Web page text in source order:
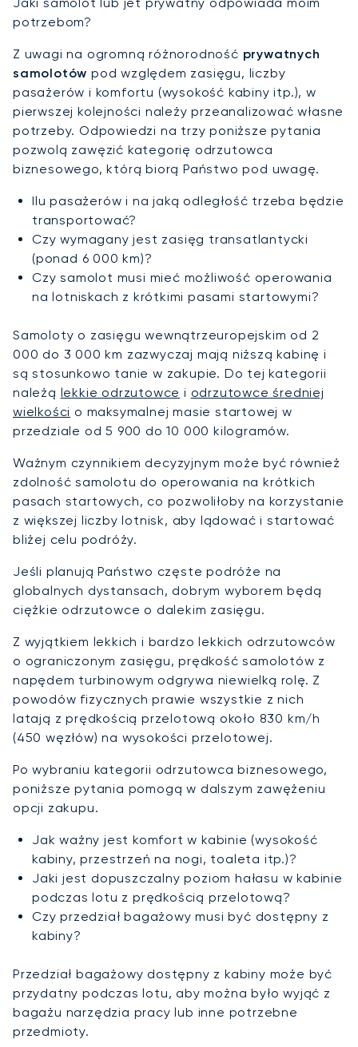
potrzebom?
Z uwagi na ogromną różnorodność prywatnych
samolotów pod względem zasięgu, liczby
pasażerów i komfortu (wysokość kabiny itp.), w
pierwszej kolejności należy przeanalizować własne
potrzeby. Odpowiedzi na trzy poniższe pytania
pozwolą zawęzić kategorię odrzutowca
biznesowego, którą biorą Państwo pod uwagę.
Ilu pasażerów i na jaką odległość trzeba będzie
transportować?
Czy wymagany jest zasięg transatlantycki
(ponad 6 000 km)?
Czy samolot musi mieć możliwość operowania
na lotniskach z krótkimi pasami startowymi?
Samoloty o zasięgu wewnątrzeuropejskim od 2
000 do 3 000 km zazwyczaj mają niższą kabinę i
są stosunkowo tanie w zakupie. Do tej kategorii
należą lekkie odrzutowce i odrzutowce średniej
wielkości o maksymalnej masie startowej w
przedziale od 5 900 do 10 000 kilogramów.
Ważnym czynnikiem decyzyjnym może być również
zdolność samolotu do operowania na krótkich
pasach startowych, co pozwoliłoby na korzystanie
z większej liczby lotnisk, aby lądować i startować
bliżej celu podróży.
Jeśli planują Państwo częste podróże na
globalnych dystansach, dobrym wyborem będą
ciężkie odrzutowce o dalekim zasięgu.
Z wyjątkiem lekkich i bardzo lekkich odrzutowców
o ograniczonym zasięgu, prędkość samolotów z
napędem turbinowym odgrywa niewielką rolę. Z
powodów fizycznych prawie wszystkie z nich
latają z prędkością przelotową około 830 km/h
(450 węzłów) na wysokości przelotowej.
Po wybraniu kategorii odrzutowca biznesowego,
poniższe pytania pomogą w dalszym zawężeniu
opcji zakupu.
Jak ważny jest komfort w kabinie (wysokość
kabiny, przestrzeń na nogi, toaleta itp.)?
Jaki jest dopuszczalny poziom hałasu w kabinie
podczas lotu z prędkością przelotową?
Czy przedział bagażowy musi być dostępny z
kabiny?
Przedział bagażowy dostępny z kabiny może być
przydatny podczas lotu, aby można było wyjąć z
bagażu narzędzia pracy lub inne potrzebne
przedmioty.